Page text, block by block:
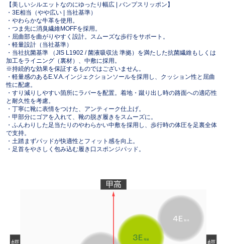
【美しいシルエットなのにゆったり幅広 | バンプスリッポン】
・3E相当（やや広い | 当社基準）
・やわらかな牛革を使用。
・つま先に消臭繊維MOFFを採用。
・屈曲部を曲がりやすく設計。スムーズな歩行をサポート。
・軽量設計（当社基準）
・当社抗菌基準 （JIS L1902 / 菌液吸収法 準拠）を満たした抗菌繊維もしくは
加工をライニング（裏材）、中敷に採用。
※持続的な効果を保証するものではございません。
・軽量感のあるE.V.A.インジェクションソールを採用し、クッション性と屈曲
性に配慮。
・すり減りしやすい箇所にラバーを配置。着地・蹴り出し時の路面への適応性
と耐久性を考慮。
・丁寧に靴に表情をつけた、アンティーク仕上げ。
・甲部分にゴアを入れて、靴の脱ぎ履きをスムーズに。
・ふんわりした足当たりのやわらかい中敷を採用し、歩行時の体圧を足裏全体
で支持。
・土踏まずパッドが快適性とフィット感を向上。
・足首をやさしく包み込む履き口スポンジパッド。